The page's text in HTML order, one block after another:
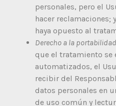
personales, pero el
hacer reclamaciones;
haya opuesto al
Derecho a la
que el tratamiento se
automatizados, el
recibir del
datos personales en
de uso común y